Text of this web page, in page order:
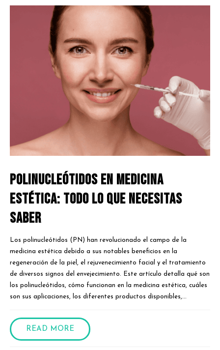
Polinucleótidos en Medicina
Estética: Todo lo que Necesitas
Saber
Los polinucleótidos (PN) han revolucionado el campo de la
medicina estética debido a sus notables beneficios en la
regeneración de la piel, el rejuvenecimiento facial y el tratamiento
de diversos signos del envejecimiento. Este artículo detalla qué son
los polinucleótidos, cómo funcionan en la medicina estética, cuáles
son sus aplicaciones, los diferentes productos disponibles,...
READ MORE